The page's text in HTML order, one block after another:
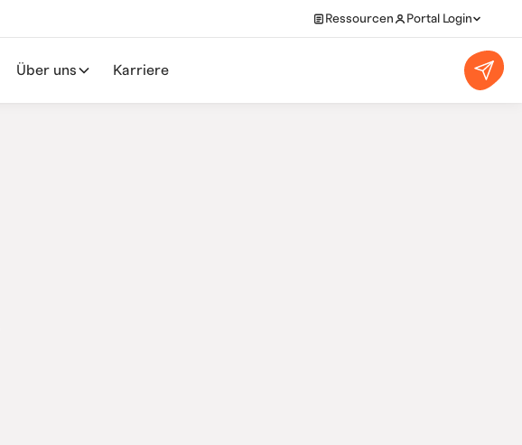
Ressourcen Portal Login
Über uns Karriere